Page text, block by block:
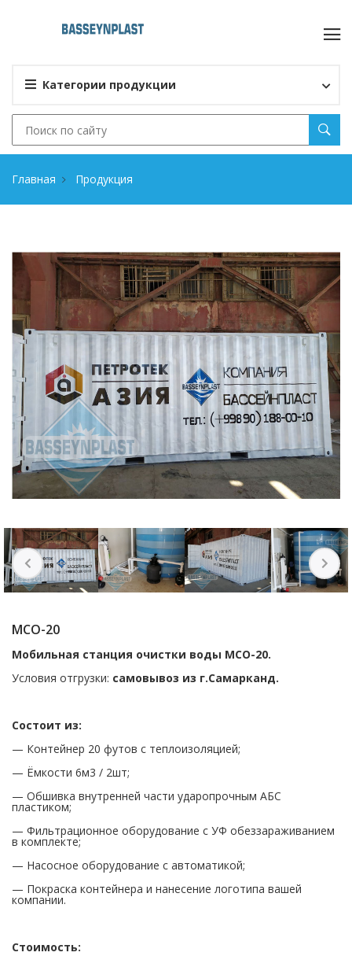
Категории продукции
Главная Продукция
МСО-20
Мобильная станция очистки воды МСО-20.
Условия отгрузки: самовывоз из г.Самарканд.
Состоит из:
— Контейнер 20 футов с теплоизоляцией;
— Ёмкости 6м3 / 2шт;
— Обшивка внутренней части ударопрочным АБС
пластиком;
— Фильтрационное оборудование с УФ обеззараживанием
в комплекте;
— Насосное оборудование с автоматикой;
— Покраска контейнера и нанесение логотипа вашей
компании.
Стоимость: